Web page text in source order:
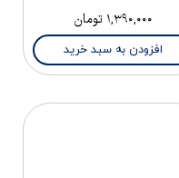
۱,۳۹۰,۰۰۰ تومان
افزودن به سبد خرید